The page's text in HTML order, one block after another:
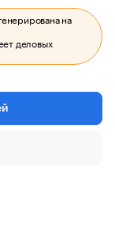
на
деловых